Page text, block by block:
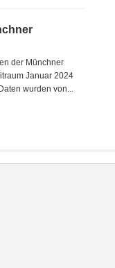
der Münchner
Januar 2024
wurden von...